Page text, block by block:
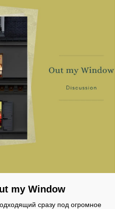
my Window
сразу под огромное